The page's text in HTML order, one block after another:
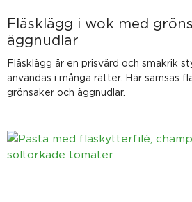
Fläsklägg i wok med
äggnudlar
Fläsklägg är en prisvärd och smakrik
användas i många rätter. Här samsas
grönsaker och äggnudlar.